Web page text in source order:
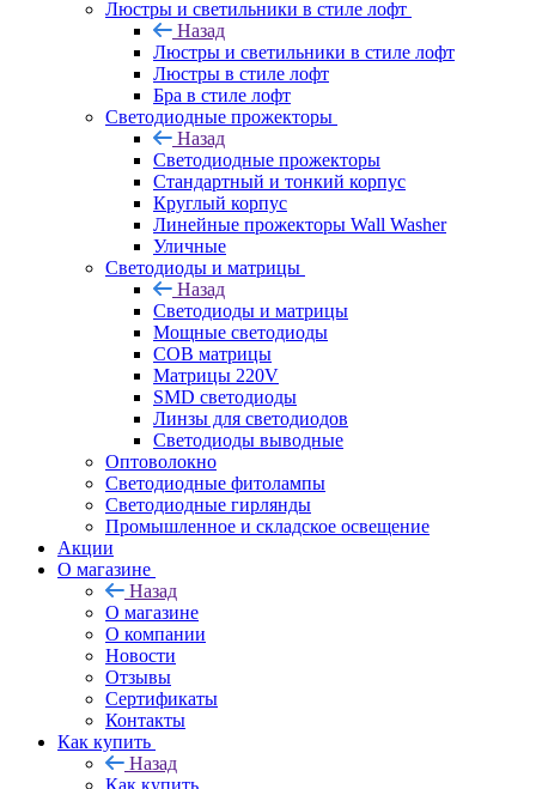
Люстры и светильники в стиле лофт
Назад
Люстры и светильники в стиле лофт
Люстры в стиле лофт
Бра в стиле лофт
Светодиодные прожекторы
Назад
Светодиодные прожекторы
Стандартный и тонкий корпус
Круглый корпус
Линейные прожекторы Wall Washer
Уличные
Светодиоды и матрицы
Назад
Светодиоды и матрицы
Мощные светодиоды
COB матрицы
Матрицы 220V
SMD светодиоды
Линзы для светодиодов
Светодиоды выводные
Оптоволокно
Светодиодные фитолампы
Светодиодные гирлянды
Промышленное и складское освещение
Акции
О магазине
Назад
О магазине
О компании
Новости
Отзывы
Сертификаты
Контакты
Как купить
Назад
Как купить